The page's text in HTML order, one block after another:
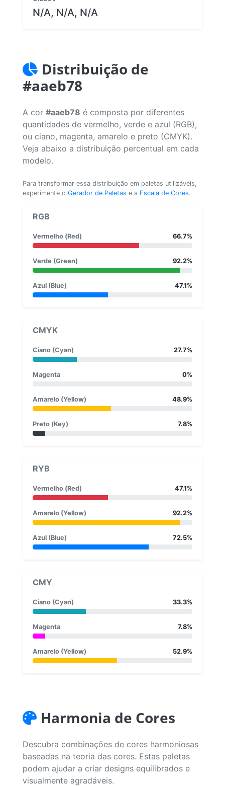
N/A, N/A, N/A
Distribuição de
#aaeb78
A cor #aaeb78 é composta por diferentes
quantidades de vermelho, verde e azul (RGB),
ou ciano, magenta, amarelo e preto (CMYK).
Veja abaixo a distribuição percentual em cada
modelo.
Para transformar essa distribuição em paletas utilizáveis,
experimente o Gerador de Paletas e a Escala de Cores.
RGB
Vermelho (Red) 66.7%
Verde (Green) 92.2%
Azul (Blue) 47.1%
CMYK
Ciano (Cyan) 27.7%
Magenta 0%
Amarelo (Yellow) 48.9%
Preto (Key) 7.8%
RYB
Vermelho (Red) 47.1%
Amarelo (Yellow) 92.2%
Azul (Blue) 72.5%
CMY
Ciano (Cyan) 33.3%
Magenta 7.8%
Amarelo (Yellow) 52.9%
Harmonia de Cores
Descubra combinações de cores harmoniosas
baseadas na teoria das cores. Estas paletas
podem ajudar a criar designs equilibrados e
visualmente agradáveis.